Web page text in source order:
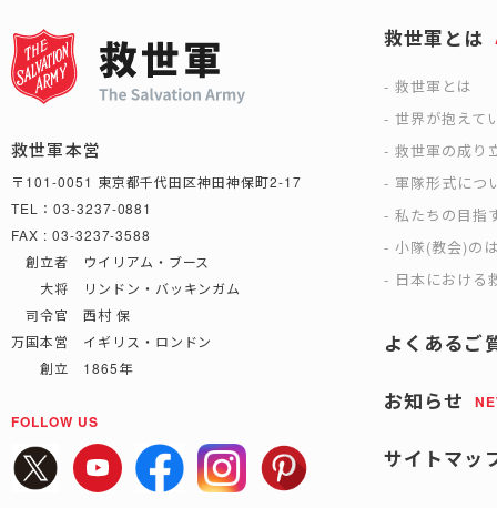
救世軍本営
〒101-0051 東京都千代田区神田神保町2-17
TEL：03-3237-0881
FAX : 03-3237-3588
創立者 ウイリアム・ブース
大将 リンドン・バッキンガム
司令官 西村 保
万国本営 イギリス・ロンドン
創立 1865年
FOLLOW US
救世軍とは
救世軍とは
世界が抱えて
救世軍の成り
軍隊形式につ
私たちの目指
小隊(教会)の
日本における
よくあるご
お知らせ
サイトマッ